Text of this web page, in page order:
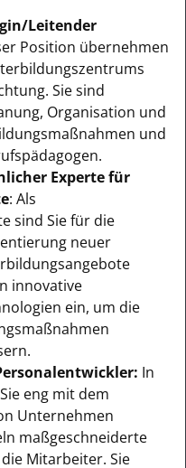
Leitender
Position übernehmen
Sie sind
Organisation und
und
Experte für
: Als
sind Sie für die
neuer
innovative
ein, um die
In
eng mit dem
Unternehmen
maßgeschneiderte
Mitarbeiter. Sie